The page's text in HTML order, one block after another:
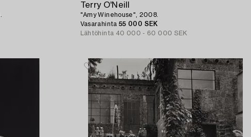
Terry O'Neill
"Amy Winehouse", 2008.
Vasarahinta 55 000 SEK
Lähtöhinta 40 000 - 60 000 SEK